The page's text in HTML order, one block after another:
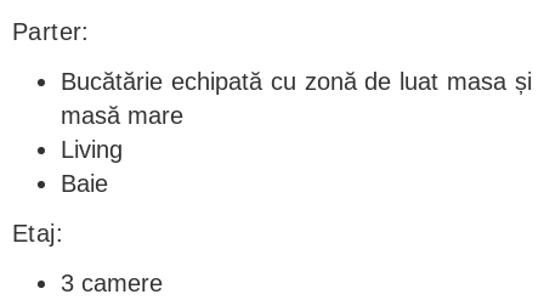
Parter:
Bucătărie echipată cu zonă de luat masa și
masă mare
Living
Baie
Etaj:
3 camere